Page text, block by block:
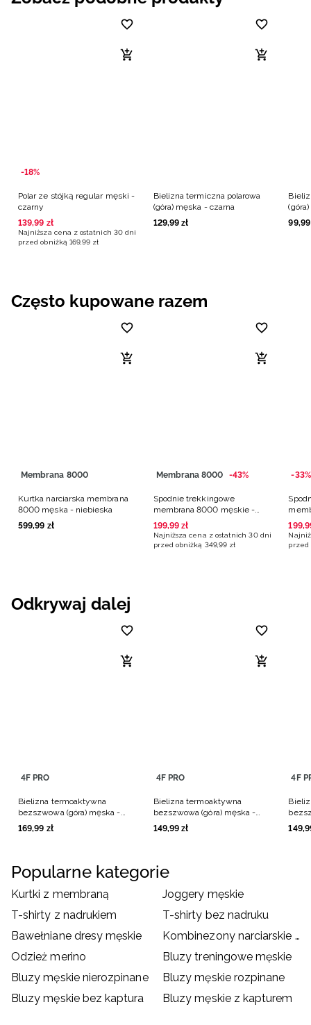
-18%
Polar ze stójką regular męski -
czarny
139,99 zł
Najniższa cena z ostatnich 30 dni
przed obniżką 169,99 zł
Bielizna termiczna polarowa
(góra) męska - czarna
129,99 zł
99,99
Często kupowane razem
Membrana 8000
Kurtka narciarska membrana
8000 męska - niebieska
599,99 zł
Membrana 8000 -43%
Spodnie trekkingowe
membrana 8000 męskie -
granatowe
199,99 zł
Najniższa cena z ostatnich 30 dni
przed obniżką 349,99 zł
-33%
199,
przed
Odkrywaj dalej
4F PRO
Bielizna termoaktywna
bezszwowa (góra) męska -
czarna
169,99 zł
4F PRO
Bielizna termoaktywna
bezszwowa (góra) męska -
granatowa
149,99 zł
4F
149,
Popularne kategorie
Kurtki z membraną
Joggery męskie
T-shirty z nadrukiem
T-shirty bez nadruku
Bawełniane dresy męskie
Kombinezony narciarskie męskie
Odzież merino
Bluzy treningowe męskie
Bluzy męskie nierozpinane
Bluzy męskie rozpinane
Bluzy męskie bez kaptura
Bluzy męskie z kapturem